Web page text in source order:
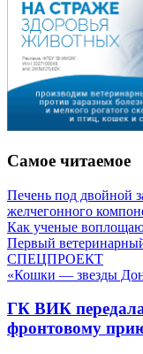
Самое читаемое
Печень под двойной
желчегонного
Как ученые
Первый
СПЕЦПРОЕКТ
«Кошки — звезды
ГК ВИК
фронтовому